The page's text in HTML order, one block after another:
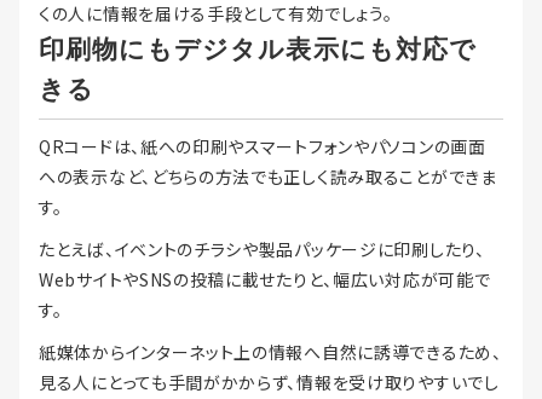
くの人に情報を届ける手段として有効でしょう。
印刷物にもデジタル表示にも対応で
きる
QRコードは、紙への印刷やスマートフォンやパソコンの画面
への表示など、どちらの方法でも正しく読み取ることができま
す。
たとえば、イベントのチラシや製品パッケージに印刷したり、
WebサイトやSNSの投稿に載せたりと、幅広い対応が可能で
す。
紙媒体からインターネット上の情報へ自然に誘導できるため、
見る人にとっても手間がかからず、情報を受け取りやすいでし